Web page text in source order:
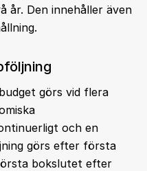
år. Den innehåller även
görs vid flera
och en
görs efter första
bokslutet efter